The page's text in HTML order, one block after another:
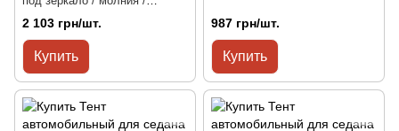
уплотненный
2 103 грн/шт.
Купить
987 грн/шт.
Купить